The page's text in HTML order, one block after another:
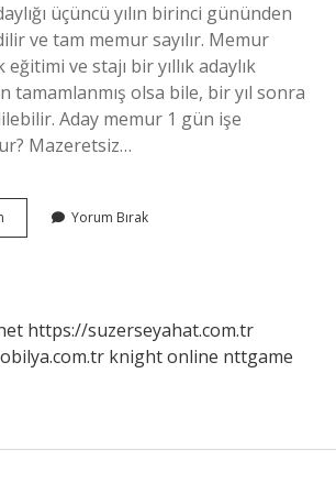
üçüncü yılın birinci gününden
ve tam memur sayılır. Memur
eğitimi ve stajı bir yıllık adaylık
tamamlanmış olsa bile, bir yıl sonra
Aday memur 1 gün işe
Mazeretsiz…
Memurluk
Yorum Bırak
https://suzerseyahat.com.tr
knight online nttgame